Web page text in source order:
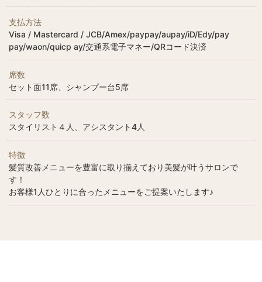
支払方法
Visa / Mastercard / JCB/Amex/paypay/aupay/iD/Edy/pay
pay/waon/quicp ay/交通系電子マネー/QRコード決済
席数
セット面11席、シャンプー台5席
スタッフ数
スタイリスト４人、アシスタント4人
特徴
髪質改善メニューを豊富に取り揃えており美髪が叶うサロンで
す！
お客様1人ひとりに合ったメニューをご提案いたします♪